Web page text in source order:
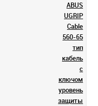
ABUS
UGRIP
Cable
560-65
тип
кабель
с
ключом
уровень
защиты